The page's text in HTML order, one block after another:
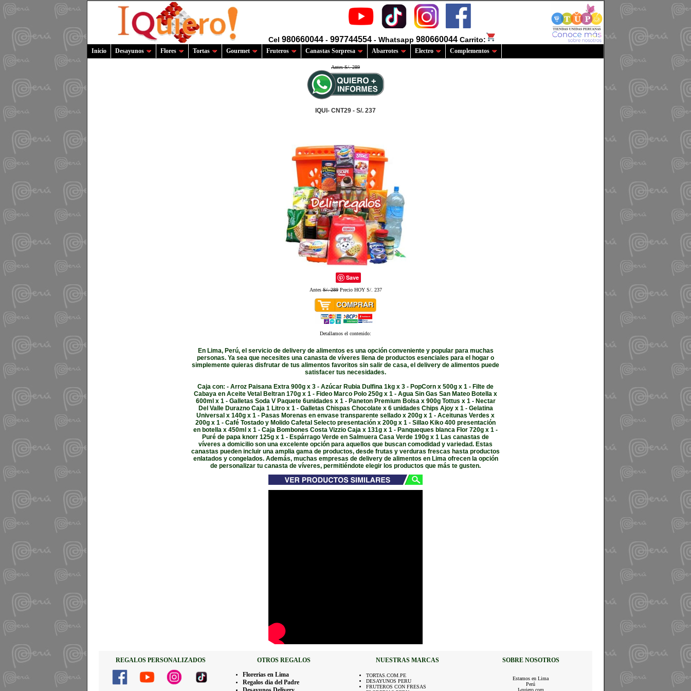
Cel 980660044 - 997744554 - Whatsapp 980660044 Carrito:
Inicio Desayunos Flores Tortas Gourmet Fruteros Canastas Sorpresa Abarrotes Electro Complementos
Antes S/. 289
IQUI- CNT29 - S/. 237
Save
AntesS/. 289Precio HOY S/. 237
Detallamos el contenido:
En Lima, Perú, el servicio de delivery de alimentos es una opción conveniente y popular para muchas
personas. Ya sea que necesites una canasta de víveres llena de productos esenciales para el hogar o
simplemente quieras disfrutar de tus alimentos favoritos sin salir de casa, el delivery de alimentos puede
satisfacer tus necesidades.
Caja con: - Arroz Paisana Extra 900g x 3 - Azúcar Rubia Dulfina 1kg x 3 - PopCorn x 500g x 1 - Filte de
Cabaya en Aceite Vetal Beltran 170g x 1 - Fideo Marco Polo 250g x 1 - Agua Sin Gas San Mateo Botella x
600ml x 1 - Galletas Soda V Paquete 6unidades x 1 - Paneton Premium Bolsa x 900g Tottus x 1 - Nectar
Del Valle Durazno Caja 1 Litro x 1 - Galletas Chispas Chocolate x 6 unidades Chips Ajoy x 1 - Gelatina
Universal x 140g x 1 - Pasas Morenas en envase transparente sellado x 200g x 1 - Aceitunas Verdes x
200g x 1 - Café Tostado y Molido Cafetal Selecto presentación x 200g x 1 - Sillao Kiko 400 presentación
en botella x 450ml x 1 - Caja Bombones Costa Vizzio Caja x 131g x 1 - Panqueques blanca Flor 720g x 1 -
Puré de papa knorr 125g x 1 - Espárrago Verde en Salmuera Casa Verde 190g x 1 Las canastas de
víveres a domicilio son una excelente opción para aquellos que buscan comodidad y variedad. Estas
canastas pueden incluir una amplia gama de productos, desde frutas y verduras frescas hasta productos
enlatados y congelados. Además, muchas empresas de delivery de alimentos en Lima ofrecen la opción
de personalizar tu canasta de víveres, permitiéndote elegir los productos que más te gusten.
REGALOS PERSONALIZADOS OTROS REGALOS NUESTRAS MARCAS
SOBRE NOSOTROS
Florerias en Lima
Regalos dia del Padre
TORTAS.COM.PE
DESAYUNOS PERU
FRUTEROS CON FRESAS
Estamos en Lima
Perú
I-quiero.com